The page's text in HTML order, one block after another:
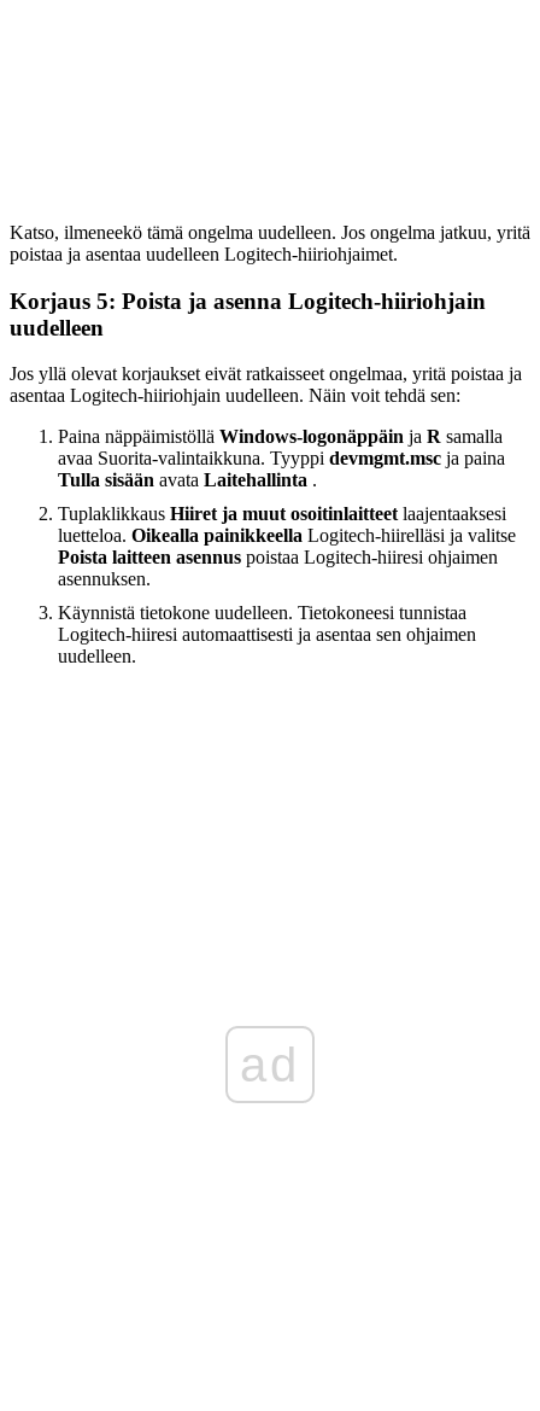
Katso, ilmeneekö tämä ongelma uudelleen. Jos ongelma jatkuu, yritä
poistaa ja asentaa uudelleen Logitech-hiiriohjaimet.
Korjaus 5: Poista ja asenna Logitech-hiiriohjain
uudelleen
Jos yllä olevat korjaukset eivät ratkaisseet ongelmaa, yritä poistaa ja
asentaa Logitech-hiiriohjain uudelleen. Näin voit tehdä sen:
Paina näppäimistöllä Windows-logonäppäin ja R samalla
avaa Suorita-valintaikkuna. Tyyppi devmgmt.msc ja paina
Tulla sisään avata Laitehallinta .
Tuplaklikkaus Hiiret ja muut osoitinlaitteet laajentaaksesi
luetteloa. Oikealla painikkeella Logitech-hiirelläsi ja valitse
Poista laitteen asennus poistaa Logitech-hiiresi ohjaimen
asennuksen.
Käynnistä tietokone uudelleen. Tietokoneesi tunnistaa
Logitech-hiiresi automaattisesti ja asentaa sen ohjaimen
uudelleen.
ad